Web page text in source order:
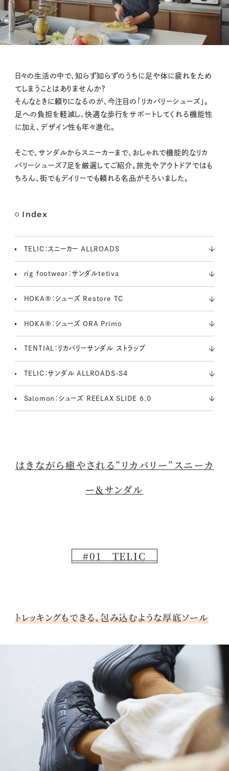
M
日々の生活の中で、知らず知らずのうちに足や体に疲れをため
てしまうことはありませんか？
そんなときに頼りになるのが、今注目の「リカバリーシューズ」。
足への負担を軽減し、快適な歩行をサポートしてくれる機能性
に加え、デザイン性も年々進化。
そこで、サンダルからスニーカーまで、おしゃれで機能的なリカ
バリーシューズ7足を厳選してご紹介。旅先やアウトドアではも
ちろん、街でもデイリーでも頼れる名品がそろいました。
Index
TELIC：スニーカー ALLROADS
rig footwear：サンダルtetiva
HOKA®：シューズ Restore TC
HOKA®：シューズ ORA Primo
TENTIAL：リカバリーサンダル ストラップ
TELIC：サンダル ALLROADS-S4
Salomon：シューズ REELAX SLIDE 6.0
はきながら癒やされる“リカバリー”スニーカ
ー＆サンダル
#01 TELIC
トレッキングもできる、包み込むような厚底ソール